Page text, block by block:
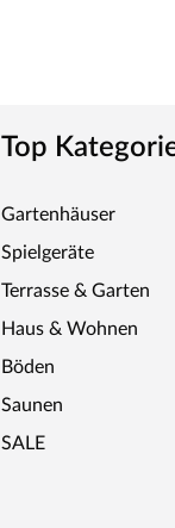
Top
Gartenhäuser
Spielgeräte
Terrasse & Garten
Haus & Wohnen
Böden
Saunen
SALE